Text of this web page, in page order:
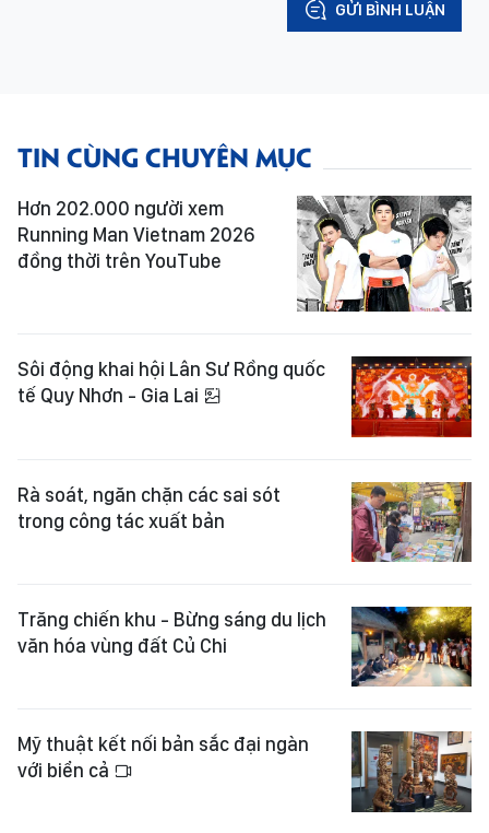
GỬI BÌNH LUẬN
TIN CÙNG CHUYÊN MỤC
Hơn 202.000 người xem
Running Man Vietnam 2026
đồng thời trên YouTube
Sôi động khai hội Lân Sư Rồng quốc
tế Quy Nhơn - Gia Lai
Rà soát, ngăn chặn các sai sót
trong công tác xuất bản
Trăng chiến khu - Bừng sáng du lịch
văn hóa vùng đất Củ Chi
Mỹ thuật kết nối bản sắc đại ngàn
với biển cả